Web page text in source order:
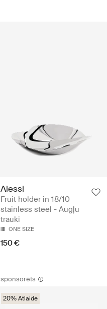
Alessi
Fruit holder in 18/10
stainless steel - Augļu
trauki
ONE SIZE
150 €
sponsorēts
20% Atlaide